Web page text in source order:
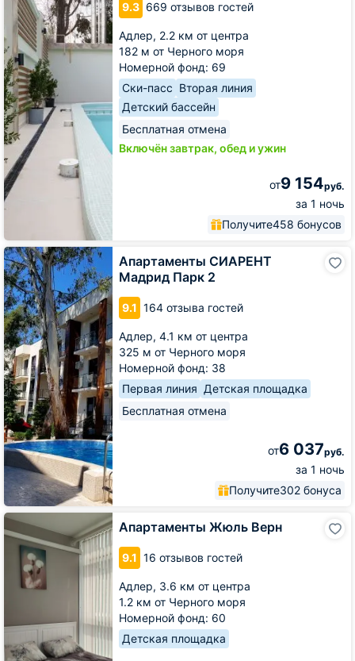
9.3 669 отзывов гостей
Адлер, 2.2 км от центра
182 м от Черного моря
Номерной фонд: 69
Ски-пасс Вторая линия
Детский бассейн
Бесплатная отмена
Включён завтрак, обед и ужин
от9 154руб.
за 1 ночь
Получите458 бонусов
Апартаменты СИАРЕНТ
Мадрид Парк 2
9.1 164 отзыва гостей
Адлер, 4.1 км от центра
325 м от Черного моря
Номерной фонд: 38
Первая линия Детская площадка
Бесплатная отмена
от6 037руб.
за 1 ночь
Получите302 бонуса
Апартаменты
СИАРЕНТ
Мадрид
Парк
2
Апартаменты Жюль Верн
9.1 16 отзывов гостей
Адлер, 3.6 км от центра
1.2 км от Черного моря
Номерной фонд: 60
Детская площадка
Апартаменты
Жюль
Верн